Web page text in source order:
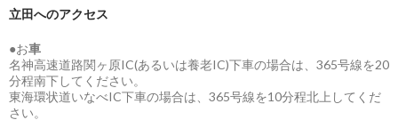
立田へのアクセス
●お車
名神高速道路関ヶ原IC(あるいは養老IC)下車の場合は、365号線を20
分程南下してください。
東海環状道いなべIC下車の場合は、365号線を10分程北上してくだ
さい。